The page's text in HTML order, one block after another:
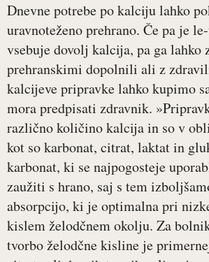
Dnevne potrebe po kalciju lahko
uravnoteženo prehrano. Če pa je
vsebuje dovolj kalcija, pa ga lahko
prehranskimi dopolnili ali z
kalcijeve pripravke lahko kupimo
mora predpisati zdravnik.
različno količino kalcija in so v
kot so karbonat, citrat, laktat in
karbonat, ki se najpogosteje
zaužiti s hrano, saj s tem
absorpcijo, ki je optimalna pri
kislem želodčnem okolju. Za
tvorbo želodčne kisline je